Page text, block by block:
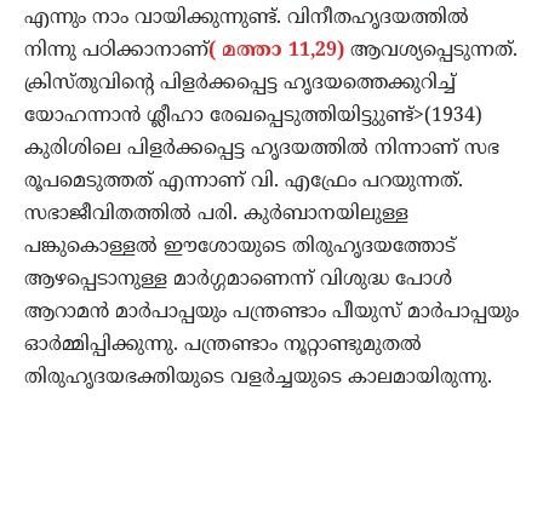
എന്നും നാം വായിക്കുന്നുണ്ട്. വിനീതഹൃദയത്തില്‍
നിന്നു പഠിക്കാനാണ്( മത്താ 11,29) ആവശ്യപ്പെടുന്നത്.
ക്രിസ്തുവിന്റെ പിളര്‍ക്കപ്പെട്ട ഹൃദയത്തെക്കുറിച്ച്
യോഹന്നാന്‍ ശ്ലീഹാ രേഖപ്പെടുത്തിയിട്ടുുണ്ട്>(1934)
കുരിശിലെ പിളര്‍ക്കപ്പെട്ട ഹൃദയത്തില്‍ നിന്നാണ് സഭ
രൂപമെടുത്തത് എന്നാണ് വി. എഫ്രേം പറയുന്നത്.
സഭാജീവിതത്തില്‍ പരി. കുര്‍ബാനയിലുള്ള
പങ്കുകൊള്ളല്‍ ഈശോയുടെ തിരുഹൃദയത്തോട്
ആഴപ്പെടാനുള്ള മാര്‍ഗ്ഗമാണെന്ന് വിശുദ്ധ പോള്‍
ആറാമന്‍ മാര്‍പാപ്പയും പന്ത്രണ്ടാം പീയുസ് മാര്‍പാപ്പയും
ഓര്‍മ്മിപ്പിക്കുന്നു. പന്ത്രണ്ടാം നൂറ്റാണ്ടുമുതല്‍
തിരുഹൃദയഭക്തിയുടെ വളര്‍ച്ചയുടെ കാലമായിരുന്നു.